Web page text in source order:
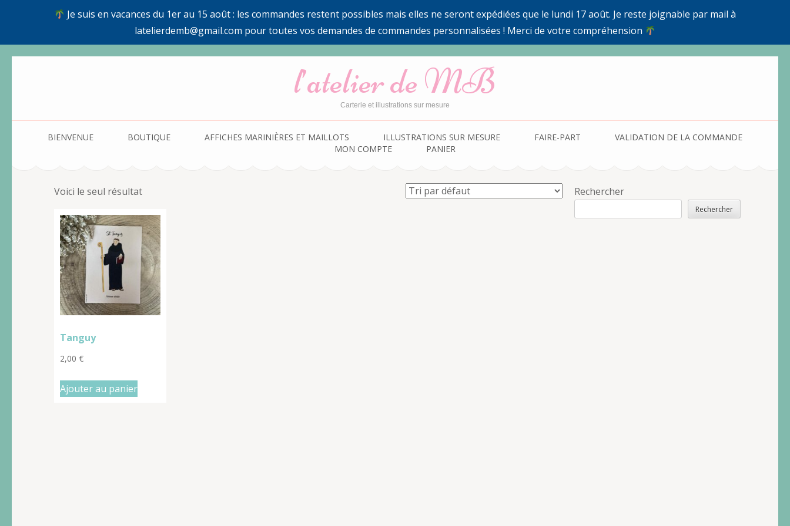
Je suis en vacances du 1er au 15 août : les commandes restent possibles mais elles ne seront expédiées que le lundi 17 août. Je reste joignable par mail à
latelierdemb@gmail.com pour toutes vos demandes de commandes personnalisées ! Merci de votre compréhension
l’atelier de MB
Carterie et illustrations sur mesure
BIENVENUE BOUTIQUE AFFICHES MARINIÈRES ET MAILLOTS ILLUSTRATIONS SUR MESURE FAIRE-PART
VALIDATION DE LA COMMANDE
MON COMPTE
PANIER
Voici le seul résultat
Tanguy
2,00 €
Ajouter au panier
Rechercher
Rechercher